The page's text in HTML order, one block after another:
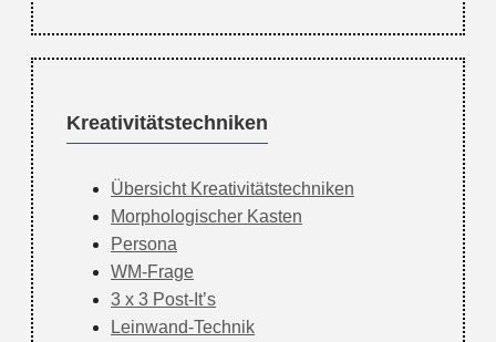
Kreativitätstechniken
Übersicht Kreativitätstechniken
Morphologischer Kasten
Persona
WM-Frage
3 x 3 Post-It’s
Leinwand-Technik